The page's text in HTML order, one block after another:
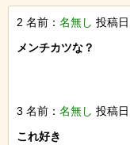
2 名前： 名無し 投稿
メンチカツな？
3 名前： 名無し 投稿
これ好き